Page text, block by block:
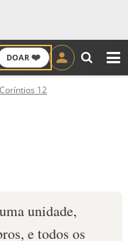
DOAR ❤️
12
unidade,
e todos os